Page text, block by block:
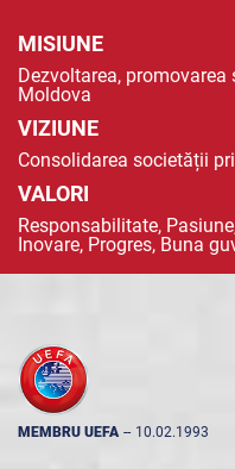
MISIUNE
Dezvoltarea,
Moldova
VIZIUNE
Consolidarea societății
VALORI
Responsabilitate,
Inovare, Progres, Buna
MEMBRU UEFA -- 10.02.1993